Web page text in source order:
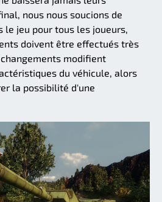
nous nous soucions de
le jeu pour tous les joueurs,
doivent être effectués très
modifient
du véhicule, alors
la possibilité d'une